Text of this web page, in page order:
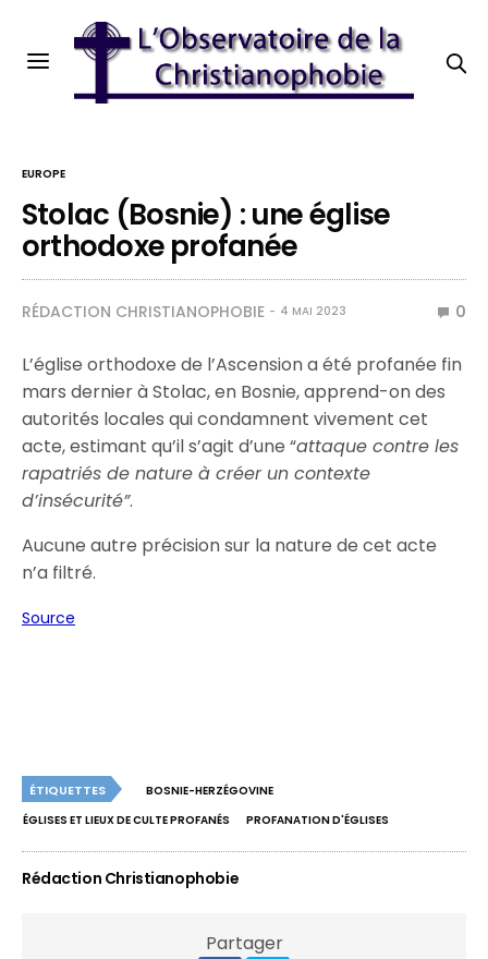
EUROPE
Stolac (Bosnie) : une église
orthodoxe profanée
RÉDACTION CHRISTIANOPHOBIE 4 MAI 2023 0
L’église orthodoxe de l’Ascension a été profanée fin
mars dernier à Stolac, en Bosnie, apprend-on des
autorités locales qui condamnent vivement cet
acte, estimant qu’il s’agit d’une “attaque contre les
rapatriés de nature à créer un contexte
d’insécurité”.
Aucune autre précision sur la nature de cet acte
n’a filtré.
Source
ÉTIQUETTES
BOSNIE-HERZÉGOVINE
ÉGLISES ET LIEUX DE CULTE PROFANÉS
PROFANATION D'ÉGLISES
Rédaction Christianophobie
Partager